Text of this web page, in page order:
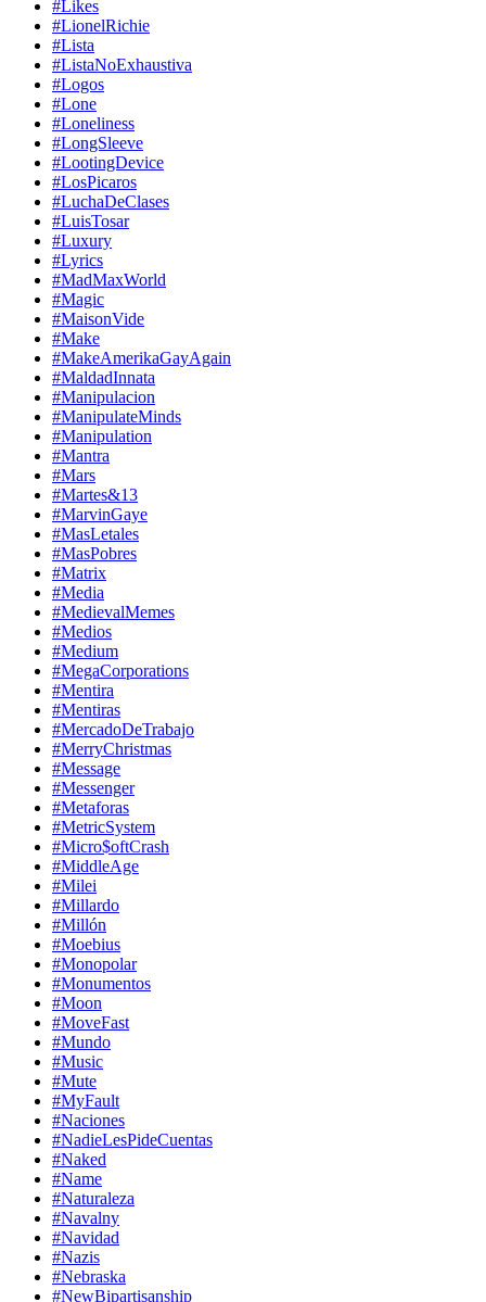
#Likes
#LionelRichie
#Lista
#ListaNoExhaustiva
#Logos
#Lone
#Loneliness
#LongSleeve
#LootingDevice
#LosPicaros
#LuchaDeClases
#LuisTosar
#Luxury
#Lyrics
#MadMaxWorld
#Magic
#MaisonVide
#Make
#MakeAmerikaGayAgain
#MaldadInnata
#Manipulacion
#ManipulateMinds
#Manipulation
#Mantra
#Mars
#Martes&13
#MarvinGaye
#MasLetales
#MasPobres
#Matrix
#Media
#MedievalMemes
#Medios
#Medium
#MegaCorporations
#Mentira
#Mentiras
#MercadoDeTrabajo
#MerryChristmas
#Message
#Messenger
#Metaforas
#MetricSystem
#Micro$oftCrash
#MiddleAge
#Milei
#Millardo
#Millón
#Moebius
#Monopolar
#Monumentos
#Moon
#MoveFast
#Mundo
#Music
#Mute
#MyFault
#Naciones
#NadieLesPideCuentas
#Naked
#Name
#Naturaleza
#Navalny
#Navidad
#Nazis
#Nebraska
#NewBipartisanship